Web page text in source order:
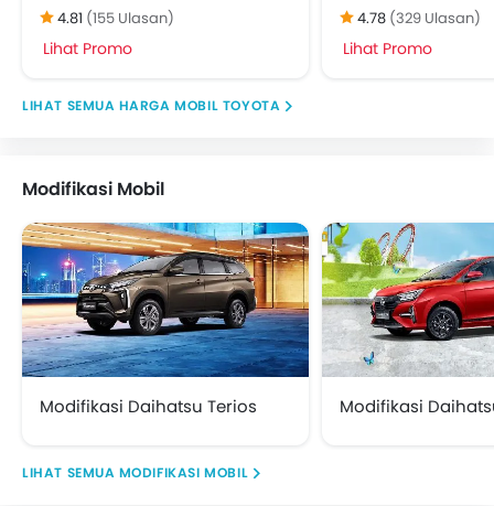
4.81 (155 Ulasan)
Lihat Promo
4.78 (329 Ulasan)
Lihat Promo
HARGA MOBIL TOYOTA
Modifikasi Mobil
Modifikasi Daihatsu Terios Modifikasi
MODIFIKASI MOBIL